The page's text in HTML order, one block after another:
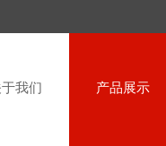
我们 产品展示